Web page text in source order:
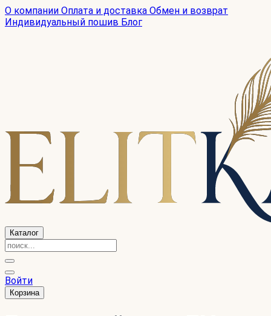
О компании Оплата и доставка Обмен и возврат
Индивидуальный пошив Блог
Каталог
Войти
Корзина